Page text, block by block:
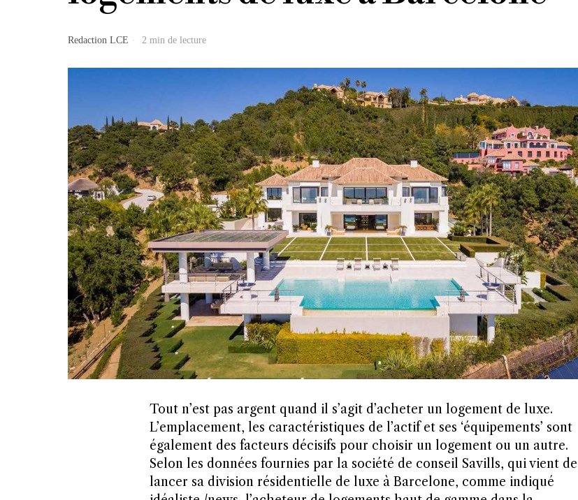
Redaction LCE 2 min de lecture
Tout n’est pas argent quand il s’agit d’acheter un logement de luxe.
L’emplacement, les caractéristiques de l’actif et ses ‘équipements’ sont
également des facteurs décisifs pour choisir un logement ou un autre.
Selon les données fournies par la société de conseil Savills, qui vient de
lancer sa division résidentielle de luxe à Barcelone, comme indiqué